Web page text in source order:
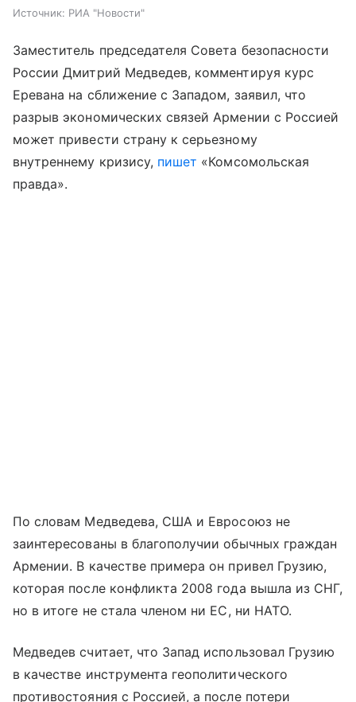
Источник: РИА "Новости"
Заместитель председателя Совета безопасности
России Дмитрий Медведев, комментируя курс
Еревана на сближение с Западом, заявил, что
разрыв экономических связей Армении с Россией
может привести страну к серьезному
внутреннему кризису, пишет «Комсомольская
правда».
По словам Медведева, США и Евросоюз не
заинтересованы в благополучии обычных граждан
Армении. В качестве примера он привел Грузию,
которая после конфликта 2008 года вышла из СНГ,
но в итоге не стала членом ни ЕС, ни НАТО.
Медведев считает, что Запад использовал Грузию
в качестве инструмента геополитического
противостояния с Россией, а после потери